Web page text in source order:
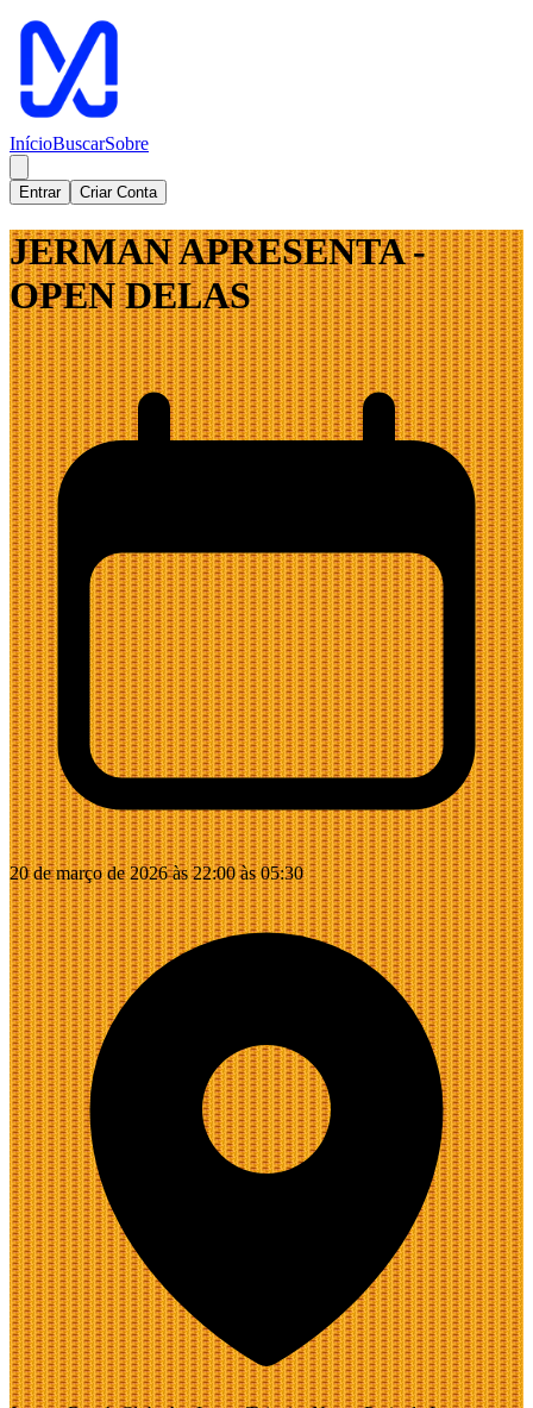
InícioBuscarSobre
Entrar Criar Conta
JERMAN APRESENTA -
OPEN DELAS
20 de março de 2026 às 22:00 às 05:30